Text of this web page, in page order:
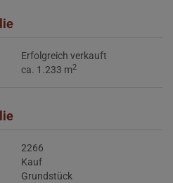
Erfolgreich verkauft
ca. 1.233 m2
2266
Kauf
Grundstück